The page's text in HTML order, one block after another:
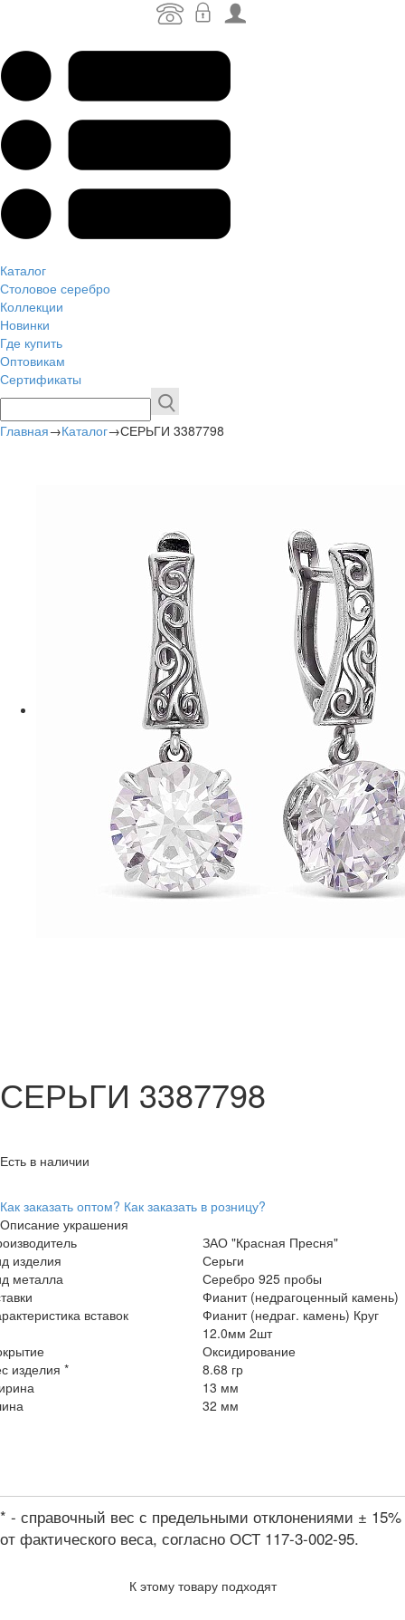
Каталог
Столовое серебро
Коллекции
Новинки
Где купить
Оптовикам
Сертификаты
Главная→Каталог→СЕРЬГИ 3387798
СЕРЬГИ 3387798
Есть в наличии
Как заказать оптом? Как заказать в розницу?
Описание украшения
ЗАО "Красная Пресня"
изделия
Серьги
металла
Серебро 925 пробы
Фианит (недрагоценный камень)
вставок
Фианит (недраг. камень) Круг
12.0мм 2шт
Оксидирование
изделия *
8.68 гр
13 мм
32 мм
* - справочный вес с предельными отклонениями ± 15%
от фактического веса, согласно ОСТ 117-3-002-95.
К этому товару подходят